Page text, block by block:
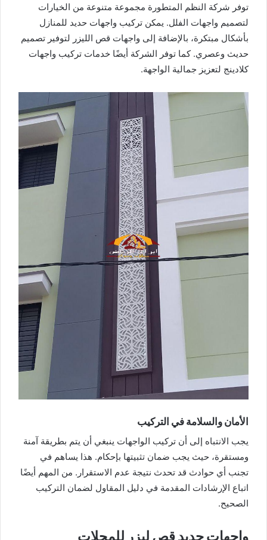
توفر شركة النظم المتطورة مجموعة متنوعة من الخيارات
لتصميم واجهات الفلل. يمكن تركيب واجهات حديد للمنازل
بأشكال مبتكرة، بالإضافة إلى واجهات قص الليزر لتوفير تصميم
حديث وعصري. كما توفر الشركة أيضًا خدمات تركيب واجهات
كلادينج لتعزيز جمالية الواجهة.
الأمان والسلامة في التركيب
يجب الانتباه إلى أن تركيب الواجهات ينبغي أن يتم بطريقة آمنة
ومستقرة، حيث يجب ضمان تثبيتها بإحكام. هذا يساهم في
تجنب أي حوادث قد تحدث نتيجة عدم الاستقرار. من المهم أيضًا
اتباع الإرشادات المقدمة في دليل المقاول لضمان التركيب
الصحيح.
واجهات حديد قص ليزر للمحلات